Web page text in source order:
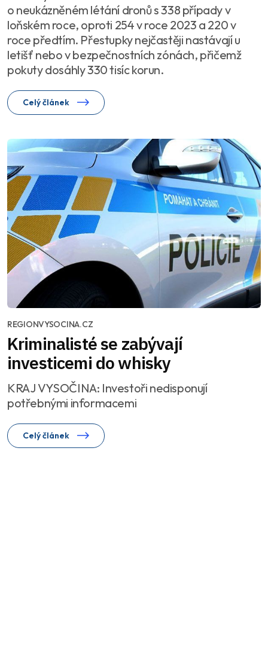
o neukázněném létání dronů s 338 případy v
loňském roce, oproti 254 v roce 2023 a 220 v
roce předtím. Přestupky nejčastěji nastávají u
letišť nebo v bezpečnostních zónách, přičemž
pokuty dosáhly 330 tisíc korun.
Celý článek
REGIONVYSOCINA.CZ
Kriminalisté se zabývají
investicemi do whisky
KRAJ VYSOČINA: Investoři nedisponují
potřebnými informacemi
Celý článek